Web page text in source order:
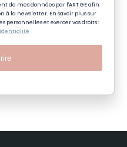
de mes données par l'ART GE afin
à la newsletter. En savoir plus sur
personnelles et exercer vos droits :